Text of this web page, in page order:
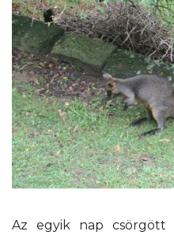
Az egyik nap